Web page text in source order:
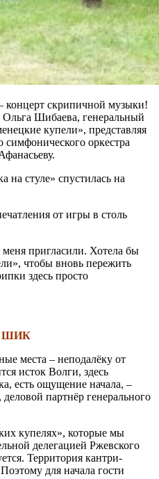
концерт скрипичной музыки!
Ольга Шибаева, генеральный
купели», представляя
симфонического оркестра
на стуле» спустилась на
от игры в столь
пригласили. Хотела бы
чтобы вновь пережить
здесь просто
ШИК
места – неподалёку от
исток Волги, здесь
есть ощущение начала, –
партнёр генерального
купелях», которые мы
делегацией Ржевского
Территория кантри-
для начала гости